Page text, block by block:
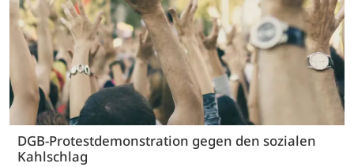
DGB-Protestdemonstration gegen den sozialen
Kahlschlag